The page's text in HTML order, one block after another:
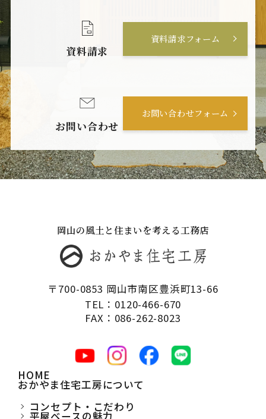
資料請求
資料請求フォーム
お問い合わせ
お問い合わせフォーム
岡山の風土と住まいを考える工務店
〒700-0853 岡山市南区豊浜町13-66
TEL：0120-466-670
FAX：086-262-8023
HOME
おかやま住宅工房について
コンセプト・こだわり